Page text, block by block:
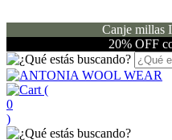
Canje millas
20% OFF
(
0
)